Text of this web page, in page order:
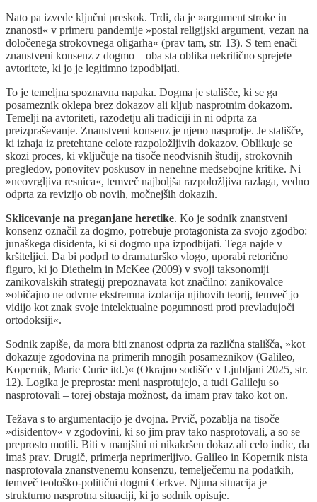
Nato pa izvede ključni preskok. Trdi, da je »argument stroke in
znanosti« v primeru pandemije »postal religijski argument, vezan na
določenega strokovnega oligarha« (prav tam, str. 13). S tem enači
znanstveni konsenz z dogmo – oba sta oblika nekritično sprejete
avtoritete, ki jo je legitimno izpodbijati.
To je temeljna spoznavna napaka. Dogma je stališče, ki se ga
posameznik oklepa brez dokazov ali kljub nasprotnim dokazom.
Temelji na avtoriteti, razodetju ali tradiciji in ni odprta za
preizpraševanje. Znanstveni konsenz je njeno nasprotje. Je stališče,
ki izhaja iz pretehtane celote razpoložljivih dokazov. Oblikuje se
skozi proces, ki vključuje na tisoče neodvisnih študij, strokovnih
pregledov, ponovitev poskusov in nenehne medsebojne kritike. Ni
»neovrgljiva resnica«, temveč najboljša razpoložljiva razlaga, vedno
odprta za revizijo ob novih, močnejših dokazih.
Sklicevanje na preganjane heretike. Ko je sodnik znanstveni
konsenz označil za dogmo, potrebuje protagonista za svojo zgodbo:
junaškega disidenta, ki si dogmo upa izpodbijati. Tega najde v
kršiteljici. Da bi podprl to dramaturško vlogo, uporabi retorično
figuro, ki jo Diethelm in McKee (2009) v svoji taksonomiji
zanikovalskih strategij prepoznavata kot značilno: zanikovalce
»običajno ne odvrne ekstremna izolacija njihovih teorij, temveč jo
vidijo kot znak svoje intelektualne pogumnosti proti prevladujoči
ortodoksiji«.
Sodnik zapiše, da mora biti znanost odprta za različna stališča, »kot
dokazuje zgodovina na primerih mnogih posameznikov (Galileo,
Kopernik, Marie Curie itd.)« (Okrajno sodišče v Ljubljani 2025, str.
12). Logika je preprosta: meni nasprotujejo, a tudi Galileju so
nasprotovali – torej obstaja možnost, da imam prav tako kot on.
Težava s to argumentacijo je dvojna. Prvič, pozablja na tisoče
»disidentov« v zgodovini, ki so jim prav tako nasprotovali, a so se
preprosto motili. Biti v manjšini ni nikakršen dokaz ali celo indic, da
imaš prav. Drugič, primerja neprimerljivo. Galileo in Kopernik nista
nasprotovala znanstvenemu konsenzu, temelječemu na podatkih,
temveč teološko-politični dogmi Cerkve. Njuna situacija je
strukturno nasprotna situaciji, ki jo sodnik opisuje.